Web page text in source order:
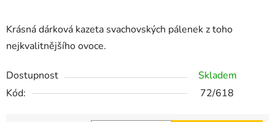
Krásná dárková kazeta svachovských pálenek z toho
nejkvalitnějšího ovoce.
Dostupnost
Skladem
Kód:
72/618